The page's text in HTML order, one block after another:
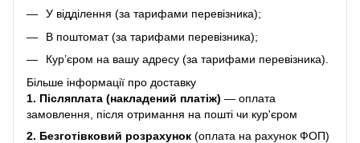
У відділення (за тарифами перевізника);
В поштомат (за тарифами перевізника);
Кур’єром на вашу адресу (за тарифами перевізника).
Більше інформації про доставку
1. Післяплата (накладений платіж) — оплата
замовлення, після отримання на пошті чи кур'єром
2. Безготівковий розрахунок (оплата на рахунок ФОП)